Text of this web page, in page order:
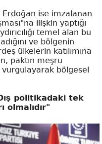
Erdoğan ise imzalanan
ilişkin yaptığı
temel alan bu
ve bölgenin
ülkelerin katılımına
paktın meşru
bölgesel
politikadaki tek
olmalıdır"